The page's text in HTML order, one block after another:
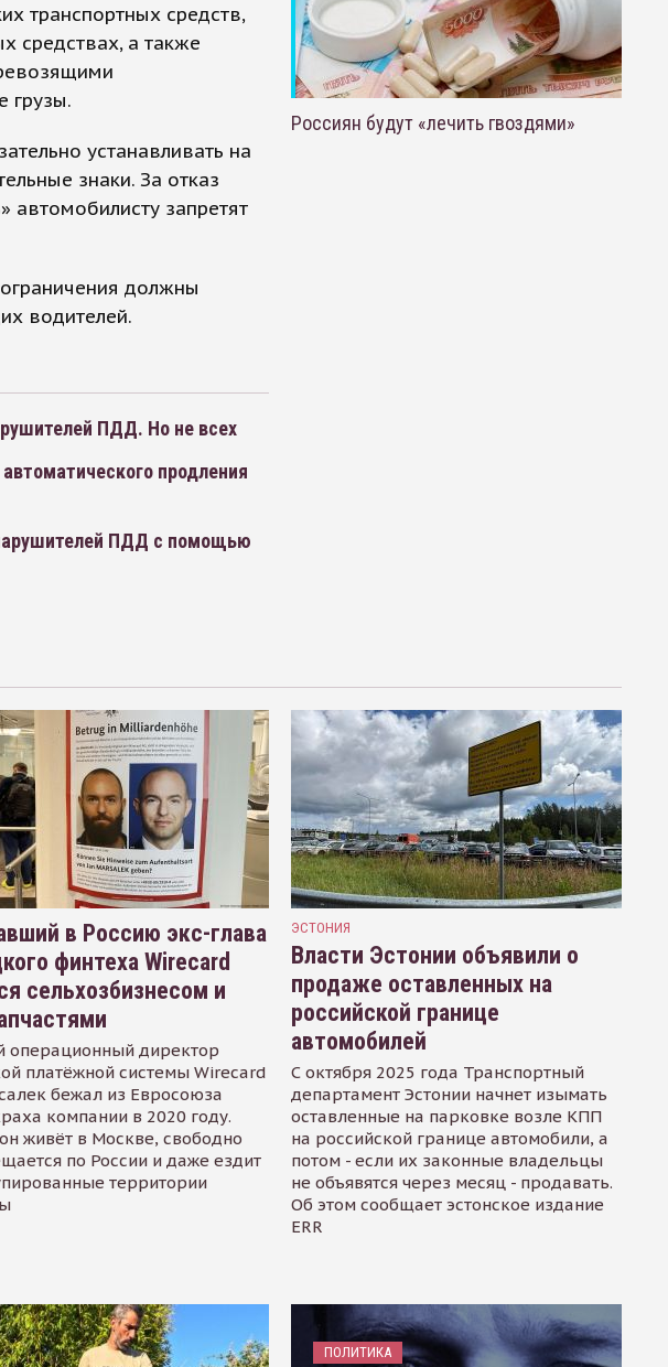
транспортных средств,
средствах, а также
грузы.
устанавливать на
знаки. За отказ
автомобилисту запретят
должны
водителей.
ПДД. Но не всех
продления
ПДД с помощью
Россиян будут «лечить гвоздями»
в Россию экс-глава
финтеха Wirecard
сельхозбизнесом и
операционный директор
платёжной системы Wirecard
бежал из Евросоюза
компании в 2020 году.
живёт в Москве, свободно
по России и даже ездит
территории
ЭСТОНИЯ
Власти Эстонии объявили о
продаже оставленных на
российской границе
автомобилей
С октября 2025 года Транспортный
департамент Эстонии начнет изымать
оставленные на парковке возле КПП
на российской границе автомобили, а
потом - если их законные владельцы
не объявятся через месяц - продавать.
Об этом сообщает эстонское издание
ERR
ПОЛИТИКА